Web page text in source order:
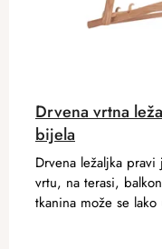
Drvena vrtna
bijela
Drvena ležaljka
vrtu, na terasi,
tkanina može se